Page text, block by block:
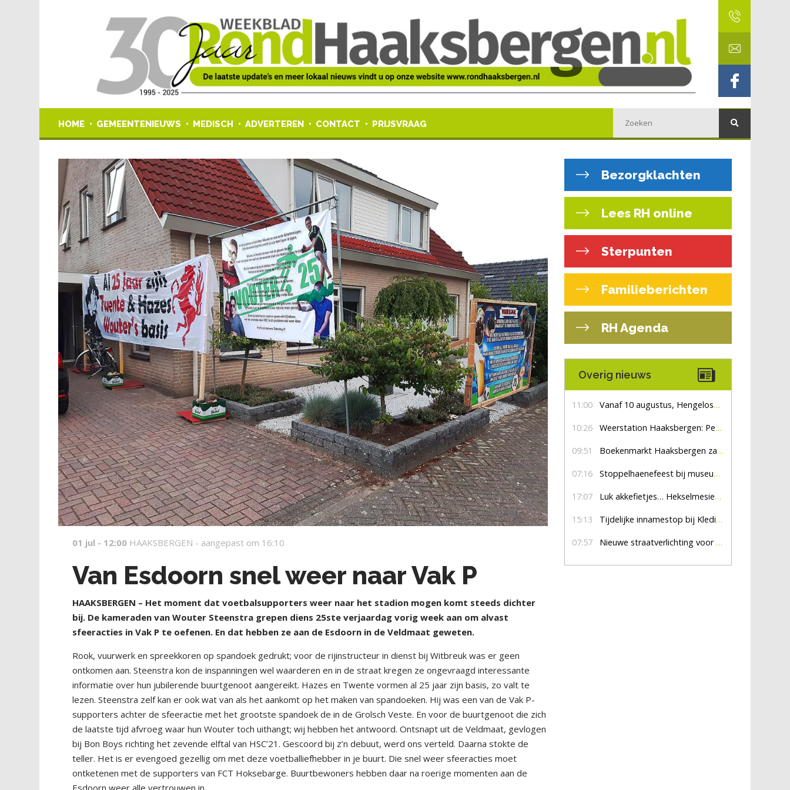
HOME GEMEENTENIEUWS MEDISCH ADVERTEREN CONTACT PRIJSVRAAG
01 jul - 12:00 HAAKSBERGEN - aangepast om 16:10
Van Esdoorn snel weer naar Vak P
HAAKSBERGEN – Het moment dat voetbalsupporters weer naar het stadion mogen komt steeds dichter
bij. De kameraden van Wouter Steenstra grepen diens 25ste verjaardag vorig week aan om alvast
sfeeracties in Vak P te oefenen. En dat hebben ze aan de Esdoorn in de Veldmaat geweten.
Rook, vuurwerk en spreekkoren op spandoek gedrukt; voor de rijinstructeur in dienst bij Witbreuk was er geen
ontkomen aan. Steenstra kon de inspanningen wel waarderen en in de straat kregen ze ongevraagd interessante
informatie over hun jubilerende buurtgenoot aangereikt. Hazes en Twente vormen al 25 jaar zijn basis, zo valt te
lezen. Steenstra zelf kan er ook wat van als het aankomt op het maken van spandoeken. Hij was een van de Vak P-
supporters achter de sfeeractie met het grootste spandoek de in de Grolsch Veste. En voor de buurtgenoot die zich
de laatste tijd afvroeg waar hun Wouter toch uithangt; wij hebben het antwoord. Ontsnapt uit de Veldmaat, gevlogen
bij Bon Boys richting het zevende elftal van HSC’21. Gescoord bij z’n debuut, werd ons verteld. Daarna stokte de
teller. Het is er evengoed gezellig om met deze voetballiefhebber in je buurt. Die snel weer sfeeracties moet
ontketenen met de supporters van FCT Hoksebarge. Buurtbewoners hebben daar na roerige momenten aan de
Esdoorn weer alle vertrouwen in.
Bezorgklachten
Lees RH online
Sterpunten
Familieberichten
RH Agenda
Overig nieuws
11:00 Vanaf 10 augustus, Hengelosestraat drie weken dicht voor doorgaand verkeer
10:26 Weerstation Haaksbergen: Perioden met zon en droog
09:51 Boekenmarkt Haaksbergen zaterdag 8 augustus, marktplein Haaksbergen
07:16 Stoppelhaenefeest bij museum De Lebbenbrugge
17:07 Luk akkefietjes… HekselmesienHarry
15:13 Tijdelijke innamestop bij Kledingbank Stefania
07:57 Nieuwe straatverlichting voor De Veldmaat en De Pas